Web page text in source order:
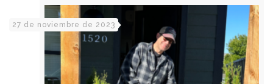
27 de noviembre de 2023